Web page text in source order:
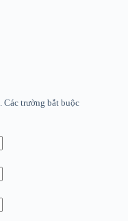
Các trường bắt buộc